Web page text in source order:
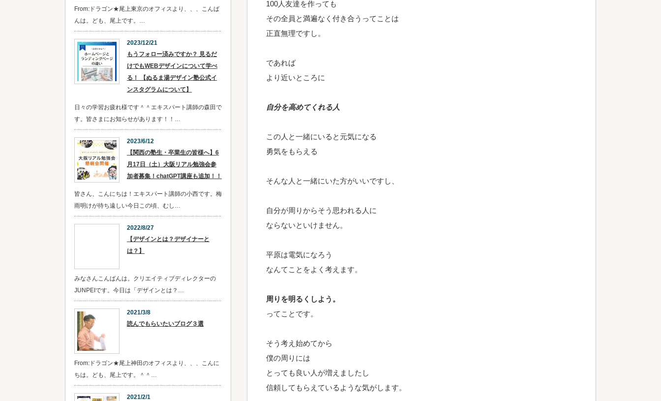
100人友達を作っても
その全員と満遍なく付き合うってことは
正直無理ですし。
であれば
より近いところに
自分を高めてくれる人
この人と一緒にいると元気になる
勇気をもらえる
そんな人と一緒にいた方がいいですし、
自分が周りからそう思われる人に
ならないといけません。
平原は電気になろう
なんてことをよく考えます。
周りを明るくしよう。
ってことです。
そう考え始めてから
僕の周りには
とっても良い人が増えましたし
信頼してもらえているような気がします。
From:ドラゴン★尾上東京のオフィスより、、、こんば
んは。ども、尾上です。…
2023/12/21
​​もうフォロー済みですか？ 見るだ
けでもWEBデザインについて学べ
る！ 【ぬるま湯デザイン塾公式イ
ンスタグラムについて】
日々の学習お疲れ様です＾＾エキスパート講師の森田で
す。皆さまにお知らせがあります！！…
2023/6/12
【関西の塾生・卒業生の皆様へ】6
月17日（土）大阪リアル勉強会参
加者募集！chatGPT講座も追加！！
皆さん、こんにちは！エキスパート講師の小西です。梅
雨明けが待ち遠しい今日この頃、むし…
2022/8/27
【デザインとは？デザイナーと
は？】
みなさんこんばんは。クリエイティブディレクターの
JUNPEIです。今日は「デザインとは？…
2021/3/8
読んでもらいたいブログ３選
From:ドラゴン★尾上神田のオフィスより、、、こんに
ちは。ども、尾上です。＾＾…
2021/2/1